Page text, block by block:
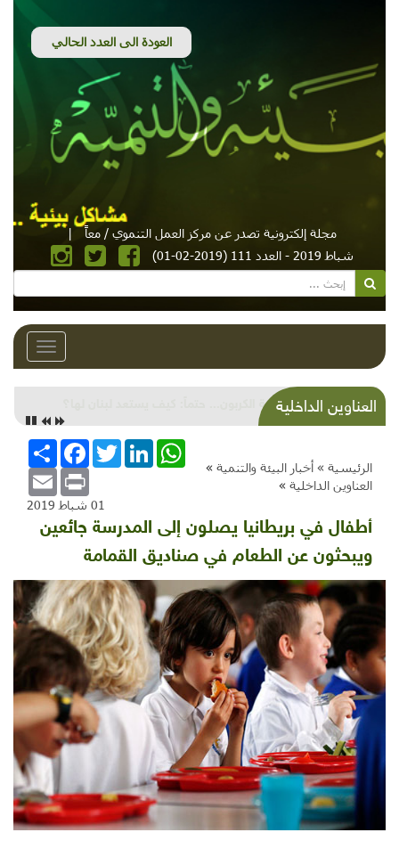
مجلة إلكترونية تصدر عن مركز العمل التنموي / معاً
|
شباط 2019 - العدد 111 (2019-02-01)
Toggle
العناوين الداخليةضريبة الكربون... حتماً: كيف يستعد لبنان لها؟
الرئيسية » أخبار البيئة والتنمية »
العناوين الداخلية »
انشر
FacebookTwitterLinkedInWhatsApp
Email Print
01 شباط 2019
أطفال في بريطانيا يصلون إلى المدرسة جائعين
ويبحثون عن الطعام في صناديق القمامة